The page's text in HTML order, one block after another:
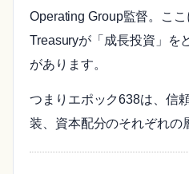
Operating Group監督。こ
Treasuryが「成長投資」を
があります。
つまりエポック638は、信
装、資本配分のそれぞれの